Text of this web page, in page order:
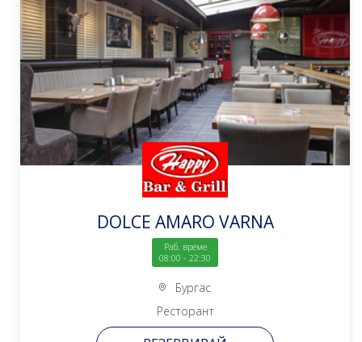
DOLCE AMARO VARNA
Раб. време
08:00 - 22:30
Бургас
Ресторант